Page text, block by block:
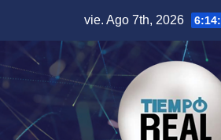
contenido
vie. Ago 7th, 2026